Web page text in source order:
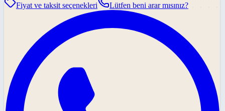
Fiyat ve taksit seçenekleri
Lütfen beni arar mısınız?